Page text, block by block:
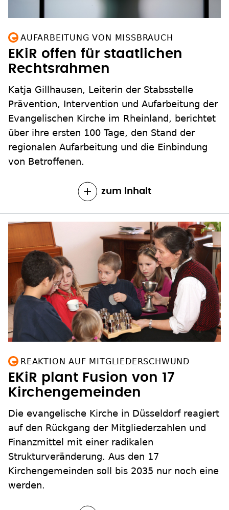
AUFARBEITUNG VON MISSBRAUCH
EKiR offen für staatlichen
Rechtsrahmen
Katja Gillhausen, Leiterin der Stabsstelle
Prävention, Intervention und Aufarbeitung der
Evangelischen Kirche im Rheinland, berichtet
über ihre ersten 100 Tage, den Stand der
regionalen Aufarbeitung und die Einbindung
von Betroffenen.
zum Inhalt
REAKTION AUF MITGLIEDERSCHWUND
EKiR plant Fusion von 17
Kirchengemeinden
Die evangelische Kirche in Düsseldorf reagiert
auf den Rückgang der Mitgliederzahlen und
Finanzmittel mit einer radikalen
Strukturveränderung. Aus den 17
Kirchengemeinden soll bis 2035 nur noch eine
werden.